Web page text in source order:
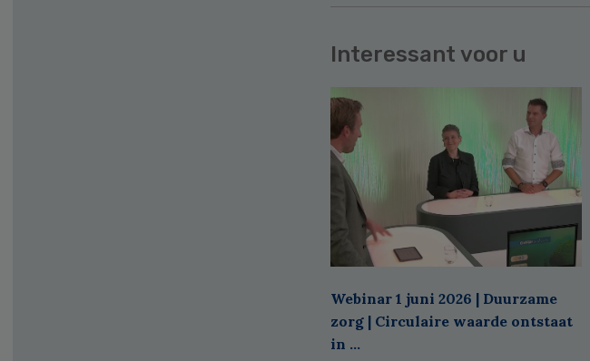
Interessant voor u
Webinar 1 juni 2026 | Duurzame
zorg | Circulaire waarde ontstaat
in ...